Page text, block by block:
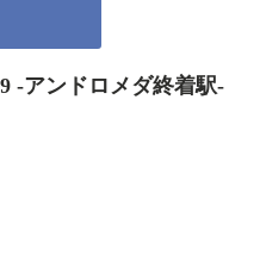
-アンドロメダ終着駅-